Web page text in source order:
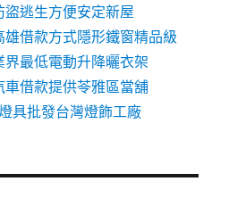
逃生方便安定新屋
借款方式隱形鐵窗精品級
最低電動升降曬衣架
借款提供苓雅區當舖
具批發台灣燈飾工廠